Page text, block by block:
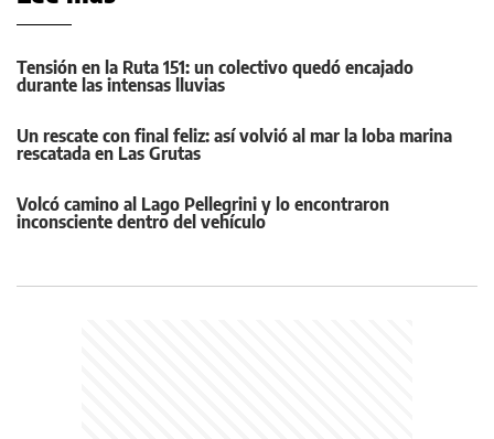
Tensión en la Ruta 151: un colectivo quedó encajado
durante las intensas lluvias
Un rescate con final feliz: así volvió al mar la loba marina
rescatada en Las Grutas
Volcó camino al Lago Pellegrini y lo encontraron
inconsciente dentro del vehículo